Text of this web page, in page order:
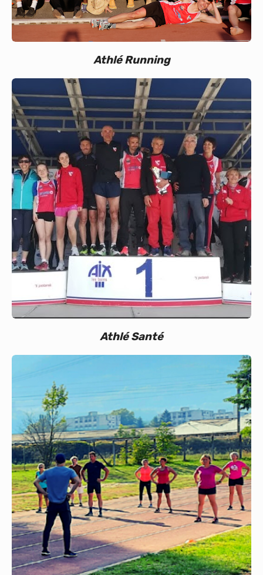
Athlé Running
Athlé Santé